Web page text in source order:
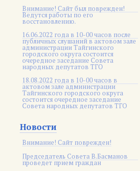
Внимание! Сайт был поврежден!
Ведутся работы по его
восстановлению.
16.06.2022 года в 10-00 часов после
публичных слушаний в актовом зале
администрации Тайгинского
городского округа состоится
очередное заседание Совета
народных депутатов ТГО
18.08.2022 года в 10-00 часов в
актовом зале администрации
Тайгинского городского округа
состоится очередное заседание
Совета народных депутатов ТГО
Новости
Внимание! Сайт поврежден!
Председатель Совета В.Басманов
проведет прием граждан